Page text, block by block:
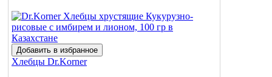
Добавить в избранное
Хлебцы Dr.Korner